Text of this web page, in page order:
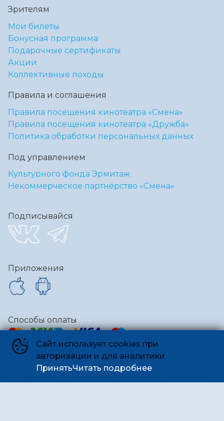
Сайт использует cookies при
авторизации и для аналитики
ПринятьЧитать подробнее
Зрителям
Мои билеты
Бонусная программа
Подарочные сертификаты
Акции
Коллективные походы
Правила и соглашения
Правила посещения кинотеатра «Смена»
Правила посещения кинотеатра «Дружба»
Политика обработки персональных данных
Под управлением
Культурного фонда Эрмитаж
Некоммерческое партнёрство «Смена»
Подписывайся
Приложения
Способы оплаты
Контакты
Администрация team@kinosmena.ru